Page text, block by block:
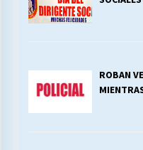
ROBAN